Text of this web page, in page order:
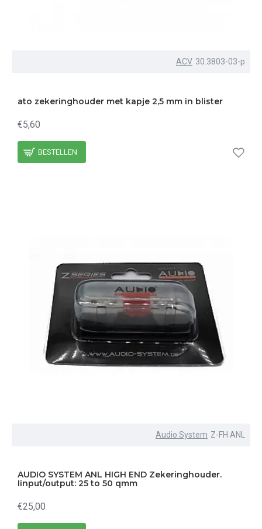
ACV 30.3803-03-p
ato zekeringhouder met kapje 2,5 mm in blister
€5,60
BESTELLEN
Audio System Z-FH ANL
AUDIO SYSTEM ANL HIGH END Zekeringhouder.
Iinput/output: 25 to 50 qmm
€25,00